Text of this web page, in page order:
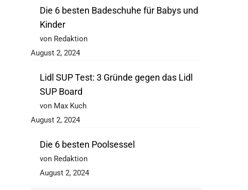
Die 6 besten Badeschuhe für Babys und
Kinder
von Redaktion
August 2, 2024
Lidl SUP Test: 3 Gründe gegen das Lidl
SUP Board
von Max Kuch
August 2, 2024
Die 6 besten Poolsessel
von Redaktion
August 2, 2024